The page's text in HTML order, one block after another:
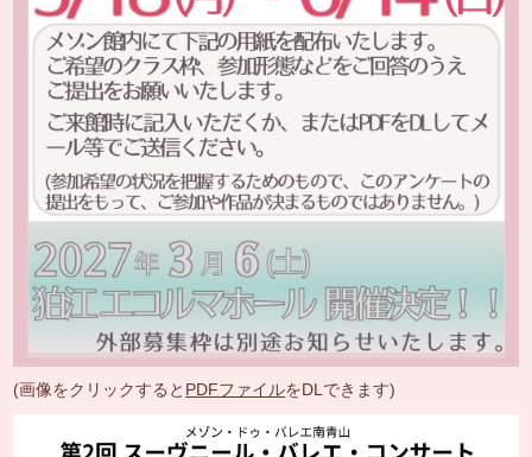
(画像をクリックすると PDFファイルをDLできます)